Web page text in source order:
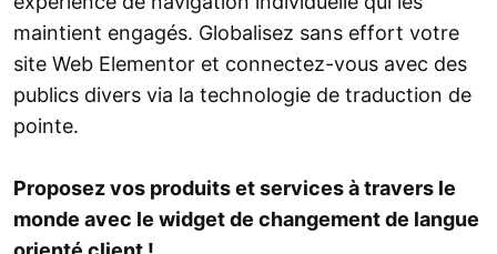
maintient engagés. Globalisez sans effort votre
site Web Elementor et connectez-vous avec des
publics divers via la technologie de traduction de
pointe.
Proposez vos produits et services à travers le
monde avec le widget de changement de langue